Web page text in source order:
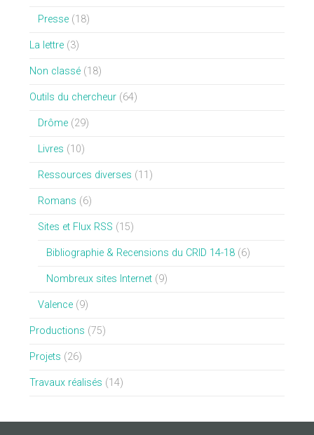
Presse(18)
La lettre(3)
Non classé(18)
Outils du chercheur(64)
Drôme(29)
Livres (10)
Ressources diverses (11)
Romans (6)
Sites et Flux RSS (15)
Bibliographie & Recensions du CRID 14-18(6)
Nombreux sites Internet(9)
Valence(9)
Productions (75)
Projets (26)
Travaux réalisés (14)